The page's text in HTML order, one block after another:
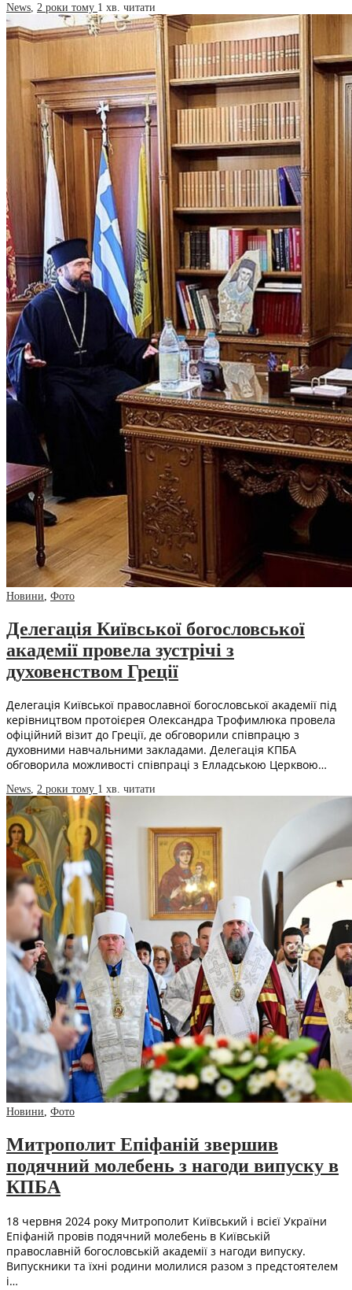
News 2 роки тому 1 хв. читати
Новини Фото
Делегація Київської богословської
академії провела зустрічі з
духовенством Греції
Делегація Київської православної богословської академії під
керівництвом протоієрея Олександра Трофимлюка провела
офіційний візит до Греції, де обговорили співпрацю з
духовними навчальними закладами. Делегація КПБА
обговорила можливості співпраці з Елладською Церквою…
News, 2 роки тому 1 хв. читати
Новини, Фото
Митрополит Епіфаній звершив
подячний молебень з нагоди випуску в
КПБА
18 червня 2024 року Митрополит Київський і всієї України
Епіфаній провів подячний молебень в Київській
православній богословській академії з нагоди випуску.
Випускники та їхні родини молилися разом з предстоятелем
і…